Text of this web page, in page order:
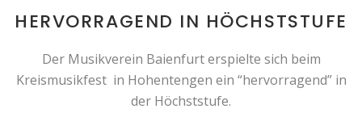
HERVORRAGEND IN HÖCHSTSTUFE
Der Musikverein Baienfurt erspielte sich beim
Kreismusikfest in Hohentengen ein “hervorragend” in
der Höchststufe.